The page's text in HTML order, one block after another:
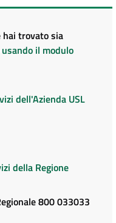
hai trovato sia
usando il modulo
dell'Azienda USL
della Regione
800 033033